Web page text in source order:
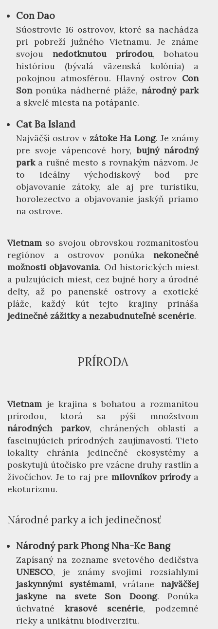
Con Dao
Súostrovie 16 ostrovov, ktoré sa nachádza
pri pobreží južného Vietnamu. Je známe
svojou nedotknutou prírodou, bohatou
históriou (bývalá väzenská kolónia) a
pokojnou atmosférou. Hlavný ostrov Con
Sonponúka nádherné pláže, národný park
a skvelé miesta na potápanie.
Cat Ba Island
Najväčší ostrov v zátoke Ha Long. Je známy
pre svoje vápencové hory,bujný národný
parka rušné mesto s rovnakým názvom. Je
to ideálny východiskový bod pre
objavovanie zátoky, ale aj pre turistiku,
horolezectvo a objavovanie jaskýň priamo
na ostrove.
Vietnam so svojou obrovskou rozmanitosťou
regiónov a ostrovov ponúka nekonečné
možnosti objavovania. Od historických miest
a pulzujúcich miest, cez bujné hory a úrodné
delty, až po panenské ostrovy a exotické
pláže, každý kút tejto krajiny prináša
jedinečné zážitky a nezabudnuteľné scenérie.
PRÍRODA
Vietnam je krajina s bohatou a rozmanitou
prírodou, ktorá sa pýši množstvom
národných parkov, chránených oblastí a
fascinujúcich prírodných zaujímavostí. Tieto
lokality chránia jedinečné ekosystémy a
poskytujú útočisko pre vzácne druhy rastlín a
živočíchov. Je to raj pre milovníkov prírodya
ekoturizmu.
Národné parky a ich jedinečnosť
Národný park Phong Nha-Ke Bang
Zapísaný na zozname svetového dedičstva
UNESCO, je známy svojimi rozsiahlymi
jaskynnými systémami, vrátanenajväčšej
jaskyne na svete Son Doong. Ponúka
úchvatné krasové scenérie, podzemné
rieky a unikátnu biodiverzitu.